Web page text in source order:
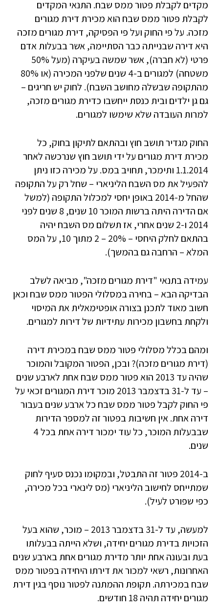
מקדים לקבלת פטור ממס שבח. התנאי המקדים
לקבלת פטור ממס שבח הוא מכירת דירת מגורים
מזכה. על פי החוק ועל פי הפסיקה, דירת מגורים מזכה
היא דירה שבנייתה כבר הסתיימה, אשר בבעלות אדם
פרטי (לא חברה), אשר שמשה בעיקרה (מעל 50%
משטחה) למגורים ב-4 שנים שלפני המכירה (או 80%
מהתקופה שבשלה מחושב השבח). לחוק יש חריגים –
גם גן ילדים ובית כנסת ייחשבו כדירת מגורים מזכה,
למרות העובדה שלא שימשו למגורים.
החוק מגדיר תושב חוץ ובהתאם לתיקון בחוק, כל
מכירת דירת מגורים על ידי תושב חוץ שנרכשה לאחר
1.1.2014 ותימכר, תחויב במס. על מכירה כזו ניתן
להפעיל את מס השבח הליניארי – שחל רק על התקופה
שהחל מ-2014 באופן יחסי למכלול התקופה (למשל
אם הדירה היתה ברשות המוכר 10 שנים, 8 שנים לפני
2014 ו-2 שנים אחרי, אז תשלום מס השבח יהיה
בהתאם לחלק היחסי – 20% – 2 מתוך 10, על המס
המלא – הרחבה גם בהמשך).
עמידה בתנאי "דירת מגורים מזכה", מביאה לשלב
הבדיקה הבא – בחירה במסלולי הפטור ממס שבח וכאן
חשוב מאוד לתכנן בצורה אופטימאלית את המיסוי
ולקחת בחשבון מכירות עתידיות של דירות למגורים.
ומהם בכלל מסלולי פטור ממס שבח במכירת דירה
(דירת מגורים מזכה)? ובכן, הפטור המקובל והמוכר
שהיה עד 2013 הוא פטור ממס שבח אחת לארבע שנים
– עד ל-31 בדצמבר 2013 מוכר דירת המגורים זכאי על
פי החוק לקבל פטור ממס שבח כל ארבע שנים בעבור
דירה אחת. אין חשיבות בפטור זה למספר הדירות
שבבעלות המוכר, כל עוד ימכור דירה אחת בכל 4
שנים.
ב-2014 פטור זה התבטל, ובמקומו נכנס סעיף לחוק
שמתייחס לחישוב הליניארי (מס לינארי בכל מכירה,
כפי שפורט לעיל).
למעשה, עד ל-31 בדצמבר 2013 – מוכר, שהוא בעל
הזכויות בדירת מגורים יחידה, ושלא הייתה בבעלותו
בעת ובעונה אחת יותר מדירת מגורים אחת בארבע שנים
האחרונות, רשאי למכור את דירתו היחידה בפטור ממס
שבח במכירתה. תקופת ההמתנה לפטור נוסף בגין דירת
מגורים יחידה תהיה 18 חודשים.